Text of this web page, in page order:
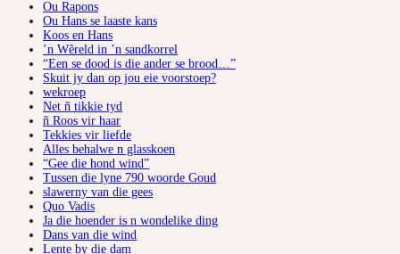
Ou Rapons
Ou Hans se laaste kans
Koos en Hans
’n Wêreld in ’n sandkorrel
“Een se dood is die ander se brood…”
Skuit jy dan op jou eie voorstoep?
wekroep
Net ñ tikkie tyd
ñ Roos vir haar
Tekkies vir liefde
Alles behalwe n glasskoen
“Gee die hond wind”
Tussen die lyne 790 woorde Goud
slawerny van die gees
Quo Vadis
Ja die hoender is n wondelike ding
Dans van die wind
Lente by die dam